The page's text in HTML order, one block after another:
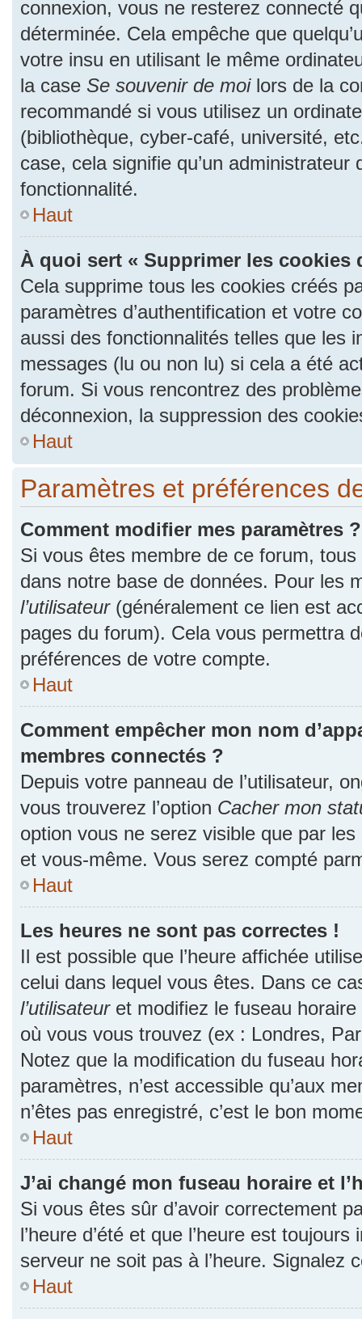
connexion, vous ne resterez connecté
déterminée. Cela empêche que
votre insu en utilisant le même
la case Se souvenir de moilors de la
recommandé si vous utilisez un
(bibliothèque, cyber-café, université,
case, cela signifie qu’un
fonctionnalité.
Haut
À quoi sert « Supprimer les cookies
Cela supprime tous les cookies créés
paramètres d’authentification et votre
aussi des fonctionnalités telles que les
messages (lu ou non lu) si cela a été
forum. Si vous rencontrez des
déconnexion, la suppression des
Haut
Paramètres et préférences
Comment modifier mes paramètres ?
Si vous êtes membre de ce forum,
dans notre base de données. Pour les
l’utilisateur(généralement ce lien est
pages du forum). Cela vous permettra
préférences de votre compte.
Haut
Comment empêcher mon nom
membres connectés ?
Depuis votre panneau de l’utilisateur,
vous trouverez l’option Cacher mon
option vous ne serez visible que par
et vous-même. Vous serez compté
Haut
Les heures ne sont pas correctes !
Il est possible que l’heure affichée
celui dans lequel vous êtes. Dans ce
l’utilisateuret modifiez le fuseau horaire
où vous vous trouvez (ex : Londres,
Notez que la modification du fuseau
paramètres, n’est accessible qu’aux
n’êtes pas enregistré, c’est le bon
Haut
J’ai changé mon fuseau horaire et
Si vous êtes sûr d’avoir correctement
l’heure d’été et que l’heure est
serveur ne soit pas à l’heure. Signalez
Haut